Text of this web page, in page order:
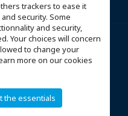
trackers to ease it
security. Some
and security,
Your choices will concern
to change your
more on our cookies
the essentials